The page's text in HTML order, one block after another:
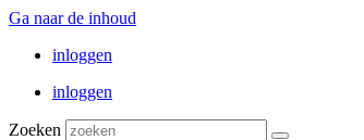
Ga naar de inhoud
inloggen
inloggen
Zoeken